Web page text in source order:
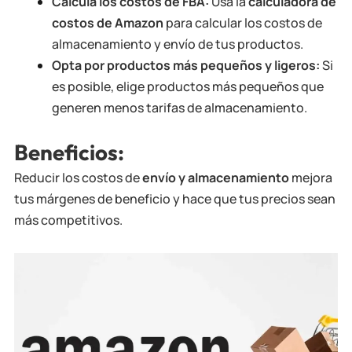
costos de Amazon para calcular los costos de
almacenamiento y envío de tus productos.
Opta por productos más pequeños y ligeros:Si
es posible, elige productos más pequeños que
generen menos tarifas de almacenamiento.
Beneficios:
Reducir los costos deenvío y almacenamientomejora
tus márgenes de beneficio y hace que tus precios sean
más competitivos.